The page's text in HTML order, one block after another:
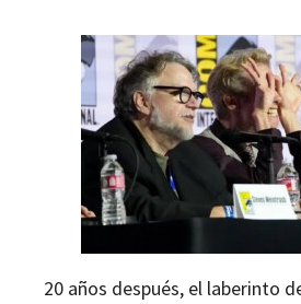
20 años después, el laberinto